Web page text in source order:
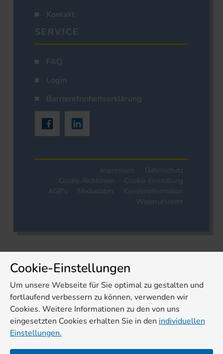
Kontakt
SERVICE
FAQ
Login
Barrierefreiheitserklärung
Impressum
Datenschutz
Cookie-Richtlinien
Cookie-Einstellung
AGB's
Mediadaten
Kundeninformation
Widerrufsrecht
Cookie-Einstellungen
Um unsere Webseite für Sie optimal zu gestalten und
fortlaufend verbessern zu können, verwenden wir
Cookies. Weitere Informationen zu den von uns
eingesetzten Cookies erhalten Sie in den individuellen
Einstellungen.